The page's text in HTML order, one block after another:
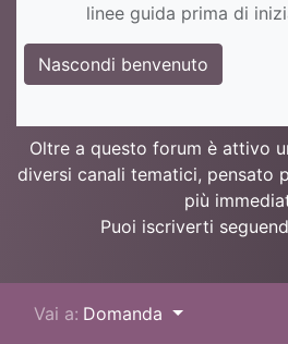
linee guida prima di
Nascondi benvenuto
Oltre a questo forum è attivo
diversi canali tematici, pensato
più
Puoi iscriverti
Vai a: Domanda